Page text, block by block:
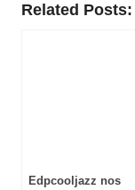
Related Posts:
Edpcooljazz nos